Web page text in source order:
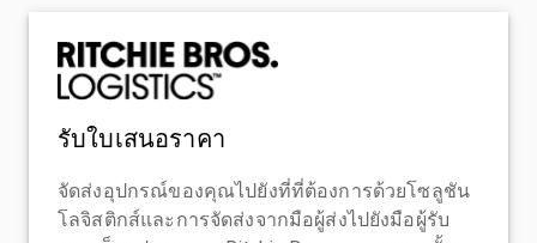
รับใบเสนอราคา
จัดส่งอุปกรณ์ของคุณไปยังที่ที่ต้องการด้วยโซลูชัน
โลจิสติกส์และการจัดส่งจากมือผู้ส่งไปยังมือผู้รับ